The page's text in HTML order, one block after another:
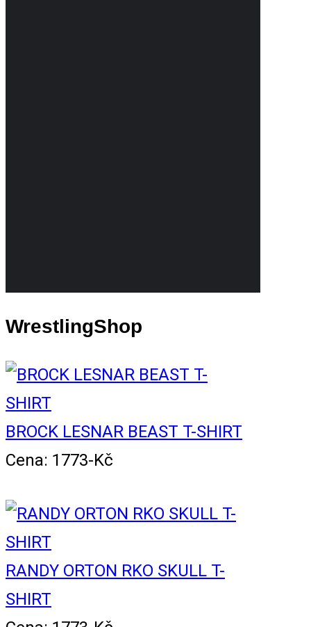
WrestlingShop
BROCK LESNAR BEAST T-SHIRT
Cena: 1773-Kč
RANDY ORTON RKO SKULL T-
SHIRT